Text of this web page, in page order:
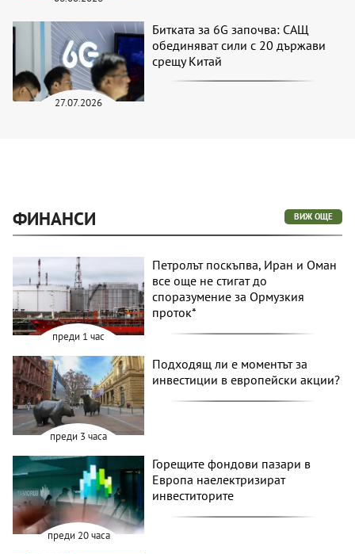
27.07.2026
Битката за 6G започва: САЩ
обединяват сили с 20 държави
срещу Китай
ФИНАНСИ ВИЖ ОЩЕ
преди 1 час
Петролът поскъпва, Иран и Оман
все още не стигат до
споразумение за Ормузкия
проток*
преди 3 часа
Подходящ ли е моментът за
инвестиции в европейски акции?
преди 20 часа
Горещите фондови пазари в
Европа наелектризират
инвеститорите